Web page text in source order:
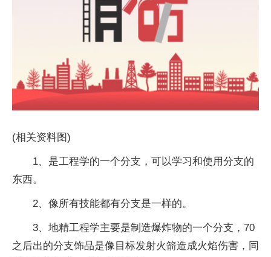
(相关资料图)
1、是工程学的一个分支，可以学习和使用分支的
东西。
2、像所有技能都有分支是一样的。
3、地精工程学主要是制造爆炸物的一个分支，70
之后出的分支饰品是像目标发射火箭造成火焰伤害，同